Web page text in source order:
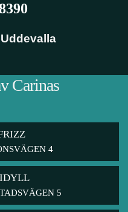
Uddevalla
Carinas
4
5